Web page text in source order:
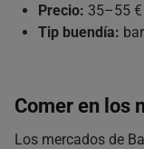
Precio: 35–55 €
Tip buendía:
Comer en los
Los mercados de